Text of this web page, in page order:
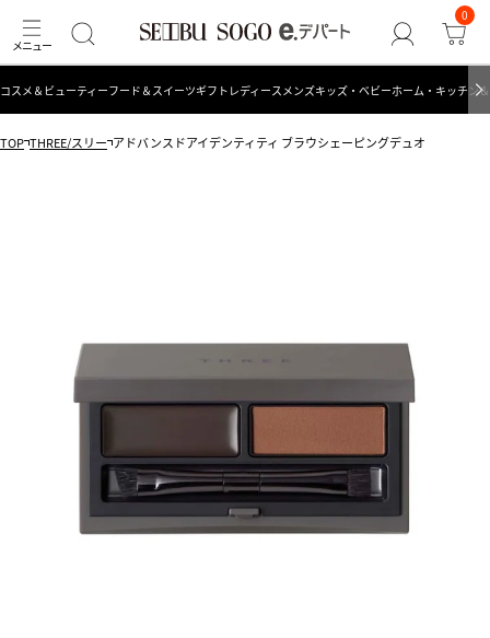
0
コスメ＆ビューティーフード＆スイーツギフト レディース メンズキッズ・ベビーホーム・キッチン
TOP THREE/スリー アドバンスドアイデンティティ ブラウシェーピングデュオ